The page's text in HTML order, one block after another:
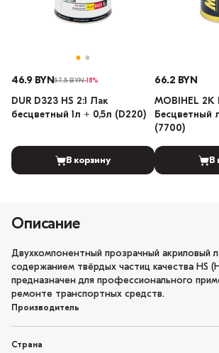
46.9 BYN57.5 BYN-18%
DUR D323 HS 2:1 Лак
бесцветный 1л + 0,5л (D220)
В корзину
66.2 BYN
MOBIHEL 2К
Бесцветный
(7700)
В
Описание
Двухкомпонентный прозрачный акриловый
содержанием твёрдых частиц качества HS
предназначен для профессионального
ремонте транспортных средств.
Производитель
Страна